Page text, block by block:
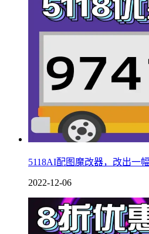
5118AI配图魔改器，改出一
2022-12-06